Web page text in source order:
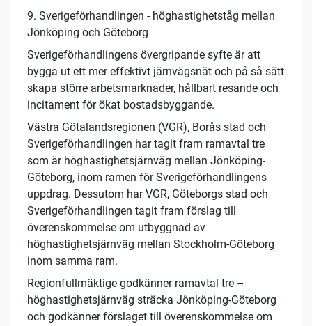
9. Sverigeförhandlingen - höghastighetståg mellan
Jönköping och Göteborg
Sverigeförhandlingens övergripande syfte är att
bygga ut ett mer effektivt järnvägsnät och på så sätt
skapa större arbetsmarknader, hållbart resande och
incitament för ökat bostadsbyggande.
Västra Götalandsregionen (VGR), Borås stad och
Sverigeförhandlingen har tagit fram ramavtal tre
som är höghastighetsjärnväg mellan Jönköping-
Göteborg, inom ramen för Sverigeförhandlingens
uppdrag. Dessutom har VGR, Göteborgs stad och
Sverigeförhandlingen tagit fram förslag till
överenskommelse om utbyggnad av
höghastighetsjärnväg mellan Stockholm-Göteborg
inom samma ram.
Regionfullmäktige godkänner ramavtal tre –
höghastighetsjärnväg sträcka Jönköping-Göteborg
och godkänner förslaget till överenskommelse om